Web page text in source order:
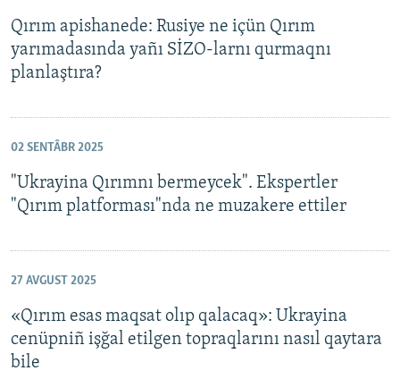
Qırım apishanede: Rusiye ne içün Qırım
yarımadasında yañı SİZO-larnı qurmaqnı
planlaştıra?
02 SENTÂBR 2025
"Ukrayina Qırımnı bermeycek". Ekspertler
"Qırım platforması"nda ne muzakere ettiler
27 AVGUST 2025
«Qırım esas maqsat olıp qalacaq»: Ukrayina
cenüpniñ işğal etilgen topraqlarını nasıl qaytara
bile